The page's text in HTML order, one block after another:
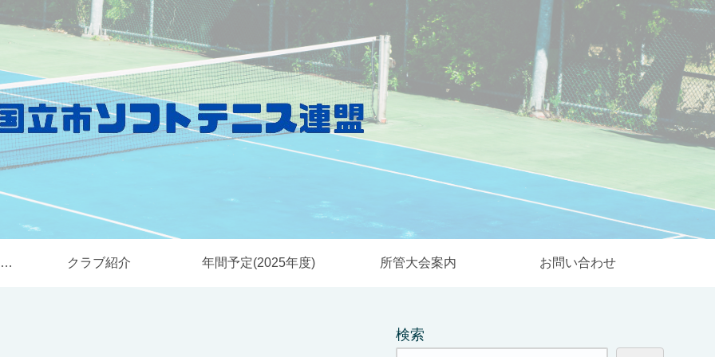
国立市ソフトテニス連盟とは クラブ紹介 年間予定(2025年度) 所管大会案内 お問い合わせ
検索